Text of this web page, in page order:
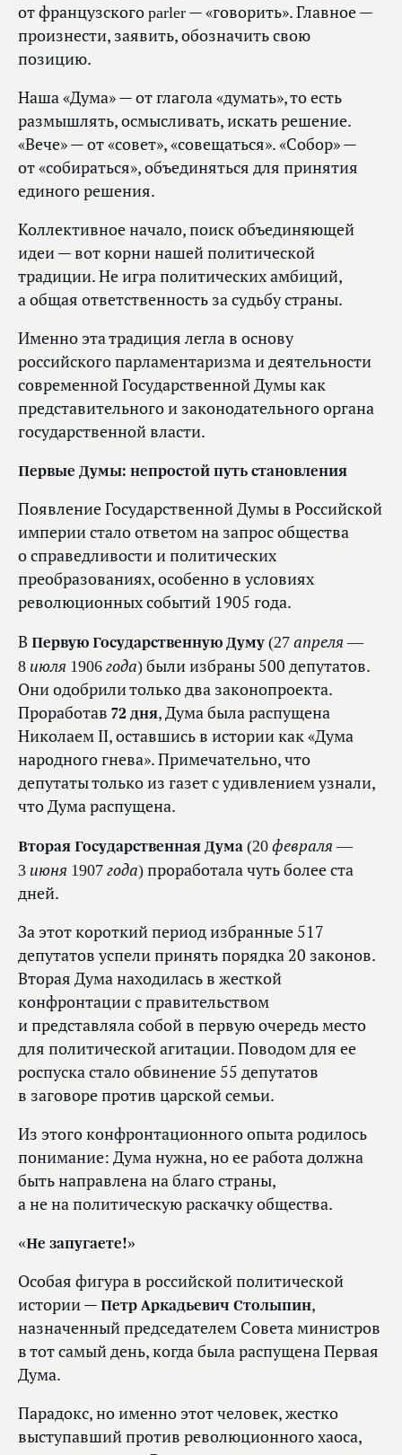
от французскогоparler— «говорить». Главное —
произнести, заявить, обозначить свою
позицию.
Наша «Дума» — от глагола «думать», то есть
размышлять, осмысливать, искать решение.
«Вече» — от «совет», «совещаться». «Собор» —
от «собираться», объединяться для принятия
единого решения.
Коллективное начало, поиск объединяющей
идеи — вот корни нашей политической
традиции. Не игра политических амбиций,
а общая ответственность за судьбу страны.
Именно эта традиция легла в основу
российского парламентаризма и деятельности
современной Государственной Думы как
представительного и законодательного органа
государственной власти.
Первые Думы: непростой путь становления
Появление Государственной Думы в Российской
империи стало ответом на запрос общества
о справедливости и политических
преобразованиях, особенно в условиях
революционных событий 1905 года.
В Первую Государственную Думу(27 апреля —
8 июля 1906 года)были избраны 500 депутатов.
Они одобрили только два законопроекта.
Проработав 72 дня, Дума была распущена
Николаем II, оставшись в истории как «Дума
народного гнева». Примечательно, что
депутаты только из газет с удивлением узнали,
что Дума распущена.
Вторая Государственная Дума(20 февраля —
3 июня 1907 года)проработала чуть более ста
дней.
За этот короткий период избранные 517
депутатов успели принять порядка 20 законов.
Вторая Дума находилась в жесткой
конфронтации с правительством
и представляла собой в первую очередь место
для политической агитации. Поводом для ее
роспуска стало обвинение 55 депутатов
в заговоре против царской семьи.
Из этого конфронтационного опыта родилось
понимание: Дума нужна, но ее работа должна
быть направлена на благо страны,
а не на политическую раскачку общества.
«Не запугаете!»
Особая фигура в российской политической
истории —Петр Аркадьевич Столыпин,
назначенный председателем Совета министров
в тот самый день, когда была распущена Первая
Дума.
Парадокс, но именно этот человек, жестко
выступавший против революционного хаоса,